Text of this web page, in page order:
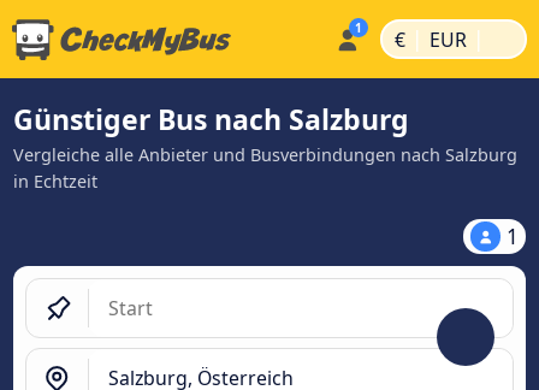
€ | EUR |
Günstiger Bus nach Salzburg
Vergleiche alle Anbieter und Busverbindungen nach Salzburg
in Echtzeit
1